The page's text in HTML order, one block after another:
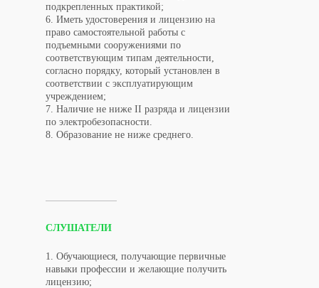
СЛУШАТЕЛИ
1. Обучающиеся, получающие первичные
навыки профессии и желающие получить
лицензию;
подкрепленных практикой;
6. Иметь удостоверения и лицензию на
право самостоятельной работы с
подъемными сооружениями по
соответствующим типам деятельности,
согласно порядку, который установлен в
соответствии с эксплуатирующим
учреждением;
7. Наличие не ниже II разряда и лицензии
по электробезопасности.
8. Образование не ниже среднего.